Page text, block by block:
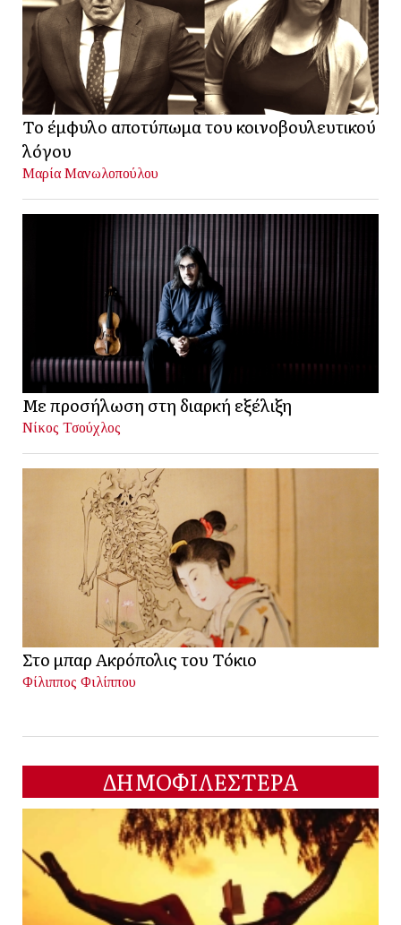
Το έμφυλο αποτύπωμα του κοινοβουλευτικού
λόγου
Μαρία Μανωλοπούλου
Με προσήλωση στη διαρκή εξέλιξη
Νίκος Τσούχλος
Στο μπαρ Ακρόπολις του Τόκιο
Φίλιππος Φιλίππου
ΔΗΜΟΦΙΛΕΣΤΕΡΑ